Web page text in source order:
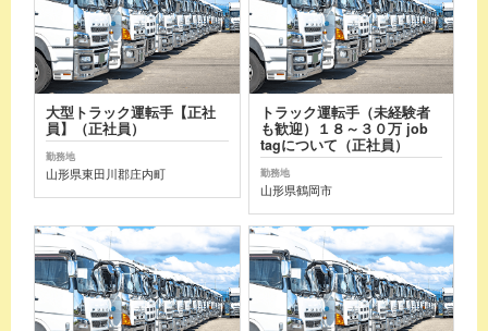
大型トラック運転手【正社
員】（正社員）
勤務地
山形県東田川郡庄内町
トラック運転手（未経験者
も歓迎）１８～３０万 job
tagについて（正社員）
勤務地
山形県鶴岡市